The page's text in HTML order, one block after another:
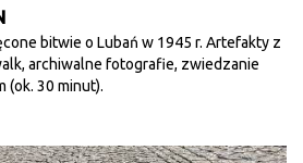
bitwie o Lubań w 1945 r. Artefakty z
archiwalne fotografie, zwiedzanie
(ok. 30 minut).